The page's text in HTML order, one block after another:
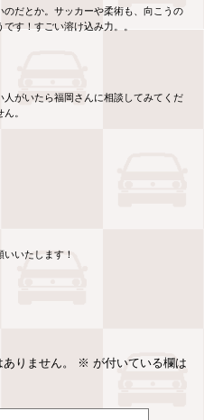
だとか。サッカーや柔術も、向こうの
す！すごい溶け込み力。。
がいたら福岡さんに相談してみてくだ
。
いたします！
りません。
※ が付いている欄は